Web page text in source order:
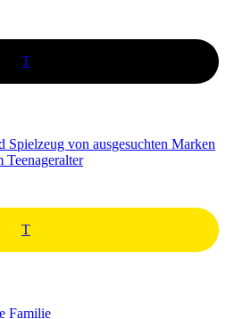
T
von ausgesuchten Marken
T
Familie